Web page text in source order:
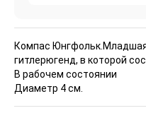
Компас Юнгфольк.Младшая
гитлерюгенд, в которой
В рабочем состоянии
Диаметр 4 см.